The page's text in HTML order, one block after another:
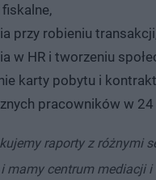
przy robieniu
w HR i tworzeniu
karty pobytu i
pracowników w 24
raporty z różnymi
mamy centrum mediacji